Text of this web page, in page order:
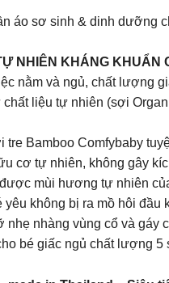
áo sơ sinh & dinh dưỡng
NHIÊN KHÁNG KHUẨN
nằm và ngủ, chất lượng
liệu tự nhiên (sợi
Bamboo Comfybaby
cơ tự nhiên, không gây
mùi hương tự nhiên
không bị ra mồ hôi
nhàng vùng cổ và gáy
bé giấc ngủ chất lượng 5